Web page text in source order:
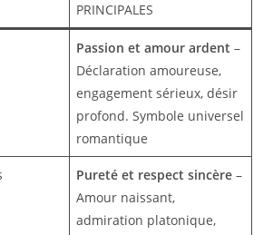
PRINCIPALES
Passion et amour ardent –
Déclaration amoureuse,
engagement sérieux, désir
profond. Symbole universel
romantique
Pureté et respect sincère –
Amour naissant,
admiration platonique,